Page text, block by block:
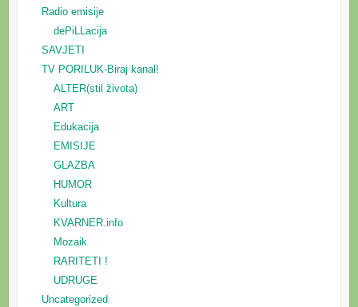
Radio emisije
dePiLLacija
SAVJETI
TV PORILUK-Biraj kanal!
ALTER(stil života)
ART
Edukacija
EMISIJE
GLAZBA
HUMOR
Kultura
KVARNER.info
Mozaik
RARITETI !
UDRUGE
Uncategorized